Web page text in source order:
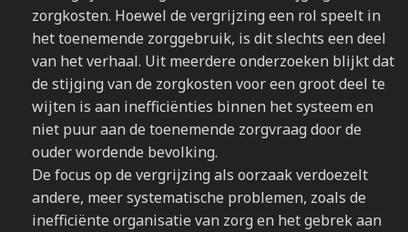
zorgkosten. Hoewel de vergrijzing een rol speelt in
het toenemende zorggebruik, is dit slechts een deel
van het verhaal. Uit meerdere onderzoeken blijkt dat
de stijging van de zorgkosten voor een groot deel te
wijten is aan inefficiënties binnen het systeem en
niet puur aan de toenemende zorgvraag door de
ouder wordende bevolking.
De focus op de vergrijzing als oorzaak verdoezelt
andere, meer systematische problemen, zoals de
inefficiënte organisatie van zorg en het gebrek aan